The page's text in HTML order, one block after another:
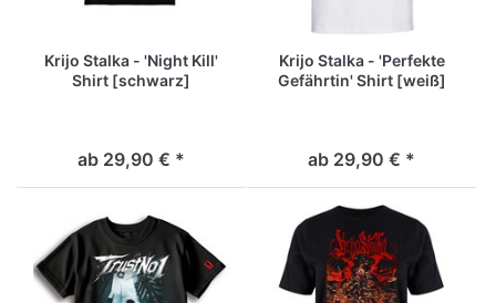
Krijo Stalka - 'Night Kill'
Shirt [schwarz]
ab 29,90 € *
Krijo Stalka - 'Perfekte
Gefährtin' Shirt [weiß]
ab 29,90 € *